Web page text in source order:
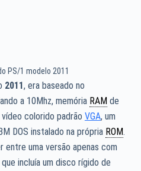
PS/1 modelo 2011
2011, era baseado no
a 10Mhz, memória RAMde
colorido padrão VGA, um
DOS instalado na própria ROM.
entre uma versão apenas com
incluía um disco rígido de